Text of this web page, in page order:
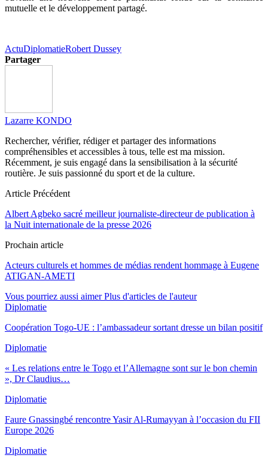
mutuelle et le développement partagé.
ActuDiplomatieRobert Dussey
Partager
Lazarre KONDO
Rechercher, vérifier, rédiger et partager des informations
compréhensibles et accessibles à tous, telle est ma mission.
Récemment, je suis engagé dans la sensibilisation à la sécurité
routière. Je suis passionné du sport et de la culture.
Article Précédent
Albert Agbeko sacré meilleur journaliste-directeur de publication à
la Nuit internationale de la presse 2026
Prochain article
Acteurs culturels et hommes de médias rendent hommage à Eugene
ATIGAN-AMETI
Vous pourriez aussi aimer Plus d'articles de l'auteur
Diplomatie
Coopération Togo-UE : l’ambassadeur sortant dresse un bilan positif
Diplomatie
« Les relations entre le Togo et l’Allemagne sont sur le bon chemin
», Dr Claudius…
Diplomatie
Faure Gnassingbé rencontre Yasir Al-Rumayyan à l’occasion du FII
Europe 2026
Diplomatie